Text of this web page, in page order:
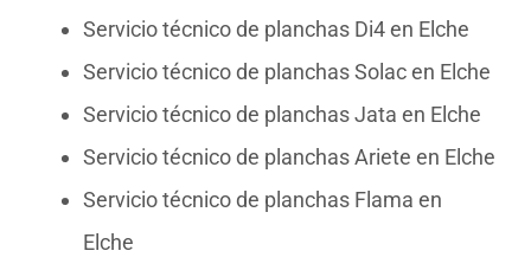
Servicio técnico de planchas Di4 en Elche
Servicio técnico de planchas Solac en Elche
Servicio técnico de planchas Jata en Elche
Servicio técnico de planchas Ariete en Elche
Servicio técnico de planchas Flama en
Elche